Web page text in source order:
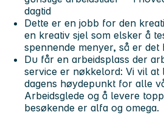
dagtid
Dette er en jobb for den
en kreativ sjel som elsker å
spennende menyer, så er
Du får en arbeidsplass der
service er nøkkelord: Vi vil at
dagens høydepunkt for alle
Arbeidsglede og å levere
besøkende er alfa og omega.